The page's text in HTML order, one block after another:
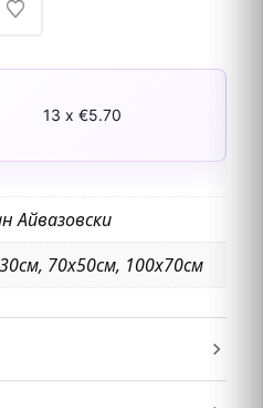
13 x €5.70
Айвазовски
70х50см, 100х70см